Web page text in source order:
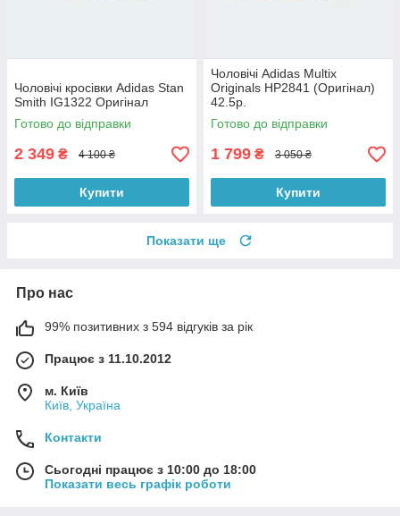
Чоловічі кросівки Adidas Stan
Smith IG1322 Оригінал
Готово до відправки
2 349 ₴ 4 100 ₴
Купити
Чоловічі Adidas Multix
Originals HP2841 (Оригінал)
42.5р.
Готово до відправки
1 799 ₴ 3 050 ₴
Купити
Показати ще
Про нас
99% позитивних з 594 відгуків за рік
Працює з 11.10.2012
м. Київ
Київ, Україна
Контакти
Сьогодні працює з 10:00 до 18:00
Показати весь графік роботи